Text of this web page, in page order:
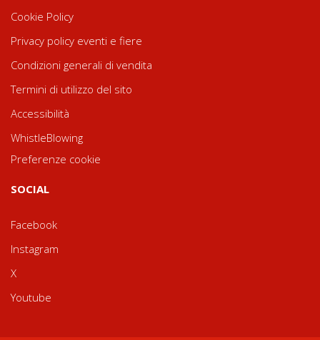
Cookie Policy
Privacy policy eventi e fiere
Condizioni generali di vendita
Termini di utilizzo del sito
Accessibilità
WhistleBlowing
Preferenze cookie
SOCIAL
Facebook
Instagram
X
Youtube